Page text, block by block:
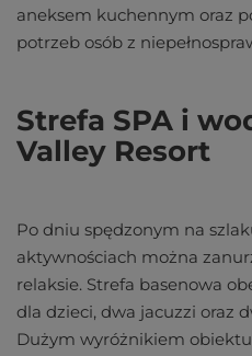
aneksem kuchennym oraz
potrzeb osób z
Strefa SPA i
Valley Resort
Po dniu spędzonym na
aktywnościach można
relaksie. Strefa basenowa
dla dzieci, dwa jacuzzi oraz
Dużym wyróżnikiem